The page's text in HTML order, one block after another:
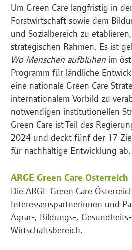
Um Green Care langfristig in
Forstwirtschaft sowie dem
und Sozialbereich zu
strategischen Rahmen. Es ist
Wo Menschen aufblühen im
Programm für ländliche
eine nationale Green Care
internationalem Vorbild zu
notwendigen institutionellen
Green Care ist Teil des
2024 und deckt fünf der 17
für nachhaltige Entwicklung ab.
ARGE Green Care Österreich
Die ARGE Green Care
Interessenspartnerinnen und
Agrar-, Bildungs-,
Wirtschaftsbereich.